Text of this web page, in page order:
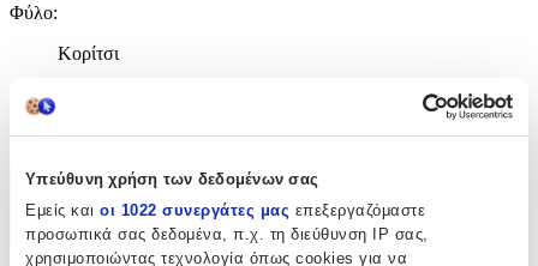
Υπεύθυνη χρήση των δεδομένων σας
Εμείς και οι 1022 συνεργάτες μας επεξεργαζόμαστε
προσωπικά σας δεδομένα, π.χ. τη διεύθυνση IP σας,
χρησιμοποιώντας τεχνολογία όπως cookies για να
Φύλο:
Κορίτσι
Χρώμα
Λευκό
+